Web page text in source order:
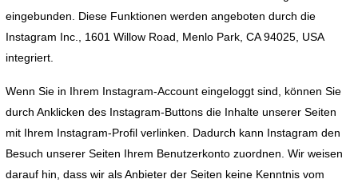
eingebunden. Diese Funktionen werden angeboten durch die
Instagram Inc., 1601 Willow Road, Menlo Park, CA 94025, USA
integriert.
Wenn Sie in Ihrem Instagram-Account eingeloggt sind, können Sie
durch Anklicken des Instagram-Buttons die Inhalte unserer Seiten
mit Ihrem Instagram-Profil verlinken. Dadurch kann Instagram den
Besuch unserer Seiten Ihrem Benutzerkonto zuordnen. Wir weisen
darauf hin, dass wir als Anbieter der Seiten keine Kenntnis vom